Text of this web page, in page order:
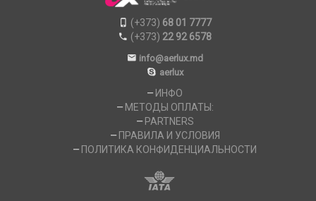
(+373) 68 01 7777
(+373) 22 92 6578
info@aerlux.md
aerlux
ИНФО
МЕТОДЫ ОПЛАТЫ:
PARTNERS
ПРАВИЛА И УСЛОВИЯ
ПОЛИТИКА КОНФИДЕНЦИАЛЬНОСТИ